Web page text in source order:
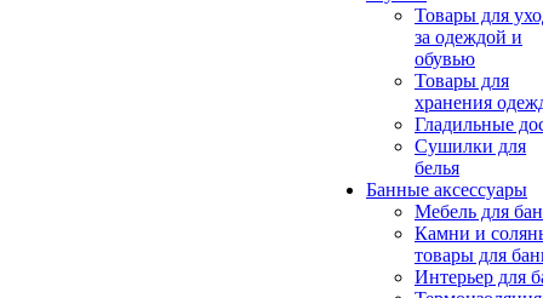
Товары для
за одеждой и
обувью
Товары для
хранения
Гладильные
Сушилки для
белья
Банные аксессуары
Мебель для
Камни и
товары для
Интерьер для